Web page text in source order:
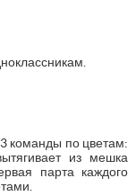
команды по цветам:
из мешка
парта каждого